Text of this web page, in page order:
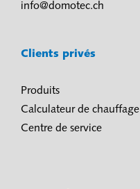
info@domotec.ch
Clients privés
Produits
Calculateur de chauffage
Centre de service